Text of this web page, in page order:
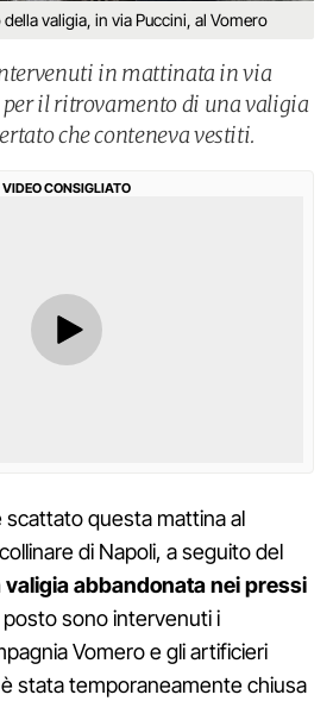
valigia, in via Puccini, al Vomero
in mattinata in via
il ritrovamento di una valigia
che conteneva vestiti.
VIDEO CONSIGLIATO
scattato questa mattina al
di Napoli, a seguito del
valigia abbandonata nei pressi
posto sono intervenuti i
Vomero e gli artificieri
stata temporaneamente chiusa